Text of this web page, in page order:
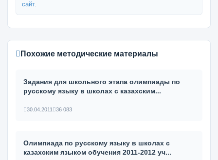
сайт.
Похожие методические материалы
Задания для школьного этапа олимпиады по
русскому языку в школах с казахским...
30.04.2011 36 083
Олимпиада по русскому языку в школах с
казахским языком обучения 2011-2012 уч...